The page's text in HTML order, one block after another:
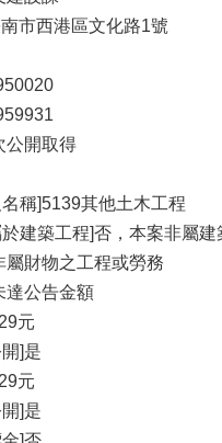
市西港區文化路1號
公開取得
稱]5139其他土木工程
建築工程]否，本案非屬建
屬財物之工程或勞務
達公告金額
元
]是
元
]是